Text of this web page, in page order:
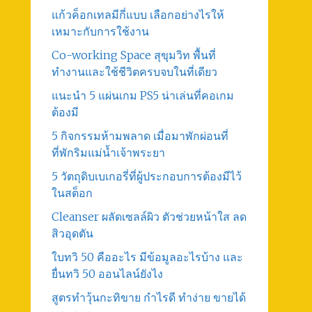
แก้วค็อกเทลมีกี่แบบ เลือกอย่างไรให้
เหมาะกับการใช้งาน
Co-working Space สุขุมวิท พื้นที่
ทำงานและใช้ชีวิตครบจบในที่เดียว
แนะนำ 5 แผ่นเกม PS5 น่าเล่นที่คอเกม
ต้องมี
5 กิจกรรมห้ามพลาด เมื่อมาพักผ่อนที่
ที่พักริมแม่น้ำเจ้าพระยา
5 วัตถุดิบเบเกอรี่ที่ผู้ประกอบการต้องมีไว้
ในสต็อก
Cleanser ผลัดเซลล์ผิว ตัวช่วยหน้าใส ลด
สิวอุดตัน
ใบทวิ 50 คืออะไร มีข้อมูลอะไรบ้าง และ
ยื่นทวิ 50 ออนไลน์ยังไง
สูตรทําวุ้นกะทิขาย กำไรดี ทำง่าย ขายได้